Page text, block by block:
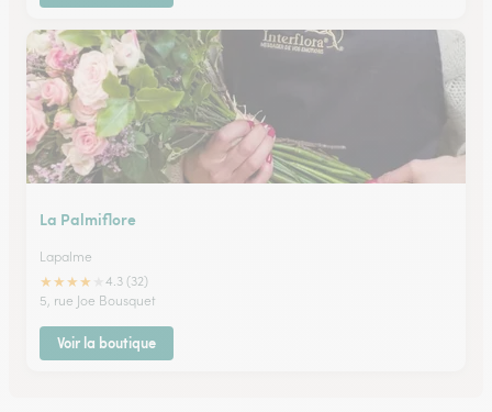
La Palmiflore
Lapalme
★★★★
4.3 (32)
5, rue Joe Bousquet
Voir la boutique